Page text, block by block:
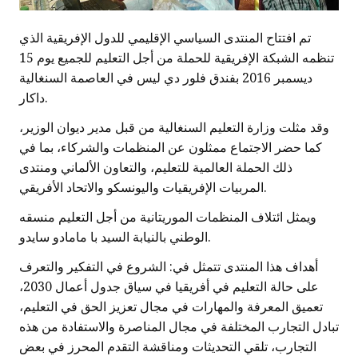
تم افتتاح المنتدى السياسي الإقليمي للدول الإفريقية الذي
تنظمه الشبكة الإفريقية للحملة من أجل التعليم للجميع يوم 15
ديسمبر 2016 بفندق فلور دي ليس في العاصمة السنغالية
داكار.
وقد مثلت وزارة التعليم السنغالية من قبل مدير ديوان الوزير،
كما حضر الاجتماع ممثلون عن المنظمات والشركاء، بما في
ذلك الحملة العالمية للتعليم، والتعاون الألماني ومنتدى
المربيات الإفريقيات واليونسكو والاتحاد الأفريقي.
ويمثل ائتلاف المنظمات الموريتانية من أجل التعليم منسقه
الوطني بالنيابة السيد با مامادو سايدو.
أهداف هذا المنتدى تتمثل في: الشروع في التفكير والتعرف
على حالة التعليم في أفريقيا في سياق جدول أعمال 2030،
تعميق المعرفة والمهارات في مجال تعزيز الحق في التعليم،
تبادل التجارب المختلفة في مجال المناصرة والاستفادة من هذه
التجارب، تلقي التحديثات ومناقشة التقدم المحرز في بعض